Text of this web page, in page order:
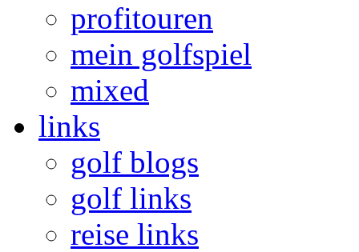
profitouren
mein golfspiel
mixed
links
golf blogs
golf links
reise links